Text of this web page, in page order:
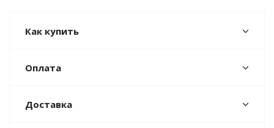
Как купить
Оплата
Доставка